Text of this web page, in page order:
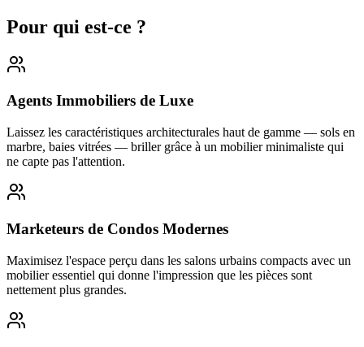
Pour qui est-ce ?
Agents Immobiliers de Luxe
Laissez les caractéristiques architecturales haut de gamme — sols en
marbre, baies vitrées — briller grâce à un mobilier minimaliste qui
ne capte pas l'attention.
Marketeurs de Condos Modernes
Maximisez l'espace perçu dans les salons urbains compacts avec un
mobilier essentiel qui donne l'impression que les pièces sont
nettement plus grandes.